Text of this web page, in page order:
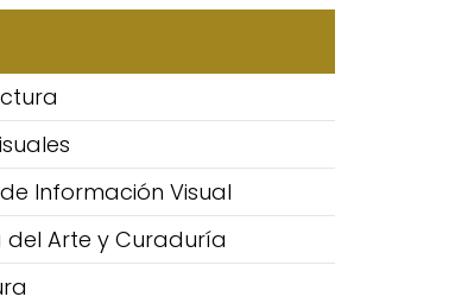
Información Visual
del Arte y Curaduría